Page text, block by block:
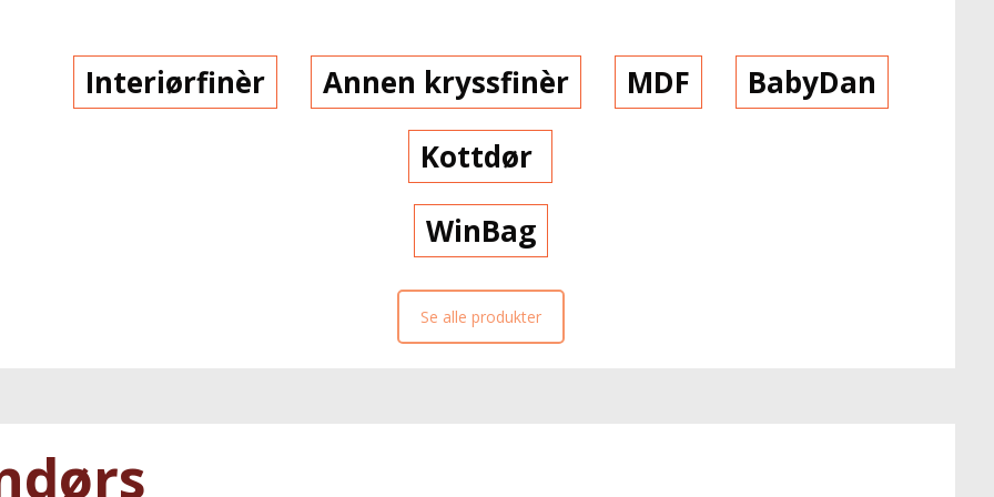
Interiørfinèr Annen kryssfinèr MDF
BabyDan
Kottdør
WinBag
Se alle produkter